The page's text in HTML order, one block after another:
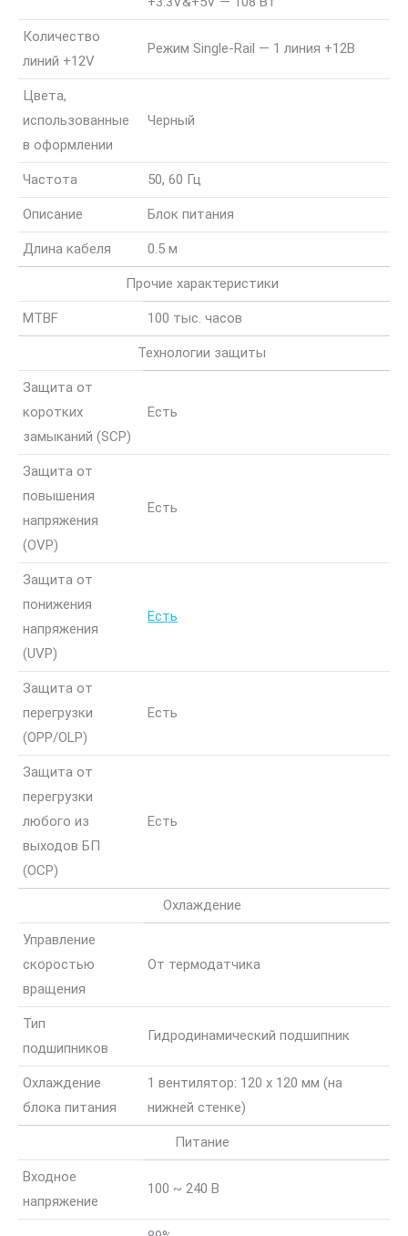
Количество
линий +12V
Режим Single-Rail — 1 линия +12В
Цвета,
использованные
в оформлении
Черный
Частота 50, 60 Гц
Описание Блок питания
Длина кабеля 0.5 м
Прочие характеристики
MTBF 100 тыс. часов
Технологии защиты
Защита от
коротких
замыканий (SCP)
Есть
Защита от
повышения
напряжения
(OVP)
Есть
Защита от
понижения
напряжения
(UVP)
Есть
Защита от
перегрузки
(OPP/OLP)
Есть
Защита от
перегрузки
любого из
выходов БП
(OCP)
Есть
Охлаждение
Управление
скоростью
вращения
От термодатчика
Тип
подшипников
Гидродинамический подшипник
Охлаждение
блока питания
1 вентилятор: 120 x 120 мм (на
нижней стенке)
Питание
Входное
напряжение
100 ~ 240 В